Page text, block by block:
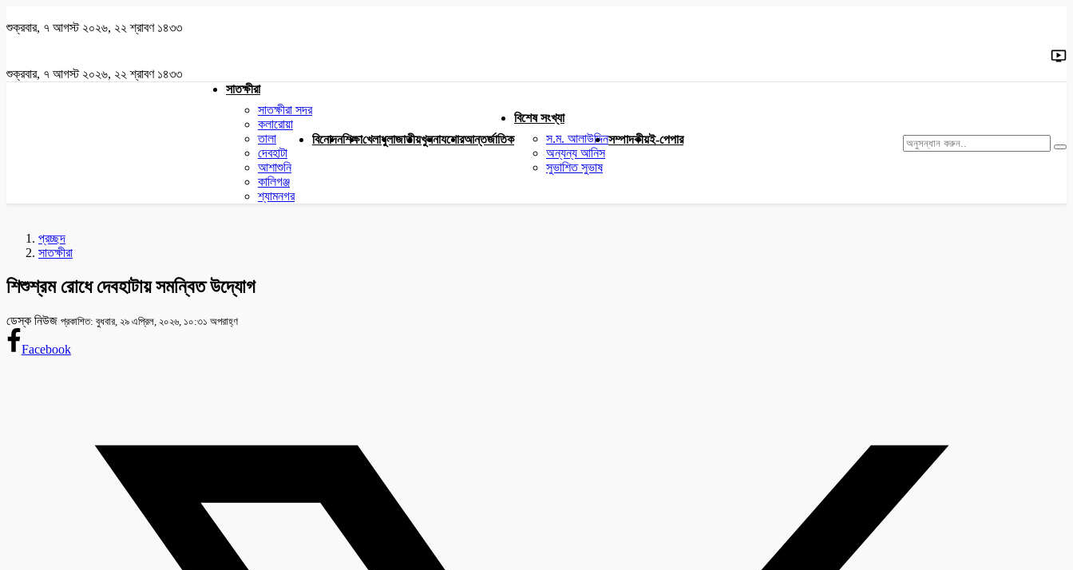
শুক্রবার, ৭ আগস্ট ২০২৬, ২২ শ্রাবণ ১৪৩৩
শুক্রবার, ৭ আগস্ট ২০২৬, ২২ শ্রাবণ ১৪৩৩
সাতক্ষীরা
সাতক্ষীরা সদর
কলারোয়া
তালা
দেবহাটা
আশাশুনি
কালিগঞ্জ
শ্যামনগর
বিনোদনশিক্ষাখেলাধুলাজাতীয়খুলনাযশোরআন্তর্জাতিক
বিশেষ সংখ্যা
স.ম. আলাউদ্দিন
অন্যন্য আনিস
সুভাশিত সুভাষ
সম্পাদকীয়ই-পেপার
প্রচ্ছদ
সাতক্ষীরা
শিশুশ্রম রোধে দেবহাটায় সমন্বিত উদ্যোগ
ডেস্ক নিউজ প্রকাশিত: বুধবার, ২৯ এপ্রিল, ২০২৬, ১০:৩১ অপরাহ্ণ
Facebook